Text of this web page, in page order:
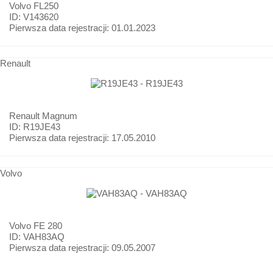
Volvo FL250
ID: V143620
Pierwsza data rejestracji: 01.01.2023
Renault
Renault Magnum
ID: R19JE43
Pierwsza data rejestracji: 17.05.2010
Volvo
Volvo FE 280
ID: VAH83AQ
Pierwsza data rejestracji: 09.05.2007